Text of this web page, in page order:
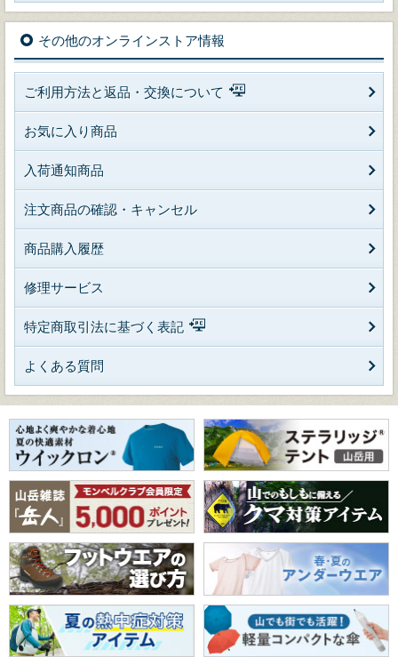
その他のオンラインストア情報
ご利用方法と返品・交換について
お気に入り商品
入荷通知商品
注文商品の確認・キャンセル
商品購入履歴
修理サービス
特定商取引法に基づく表記
よくある質問